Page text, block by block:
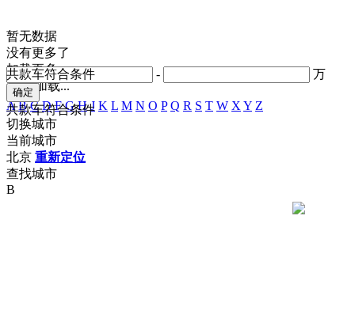
- 万
共款车符合条件
共款车符合条件
暂无数据
没有更多了
加载更多
正在加载...
A B C D F G H J K L M N O P Q R S T W X Y Z
切换城市
当前城市
北京 重新定位
查找城市
B